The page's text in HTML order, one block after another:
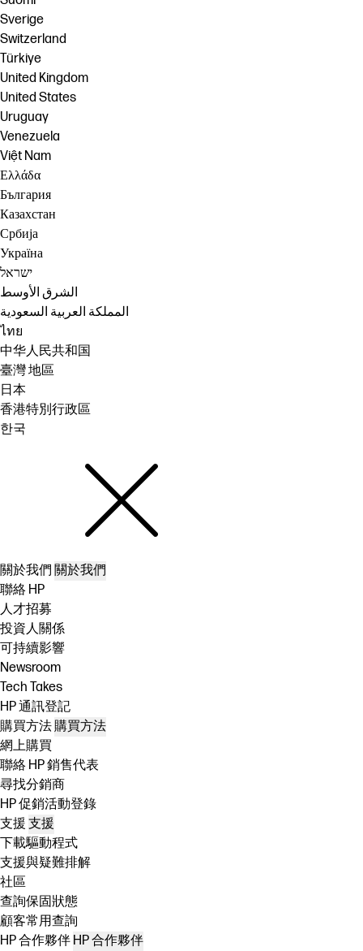
Sverige
Switzerland
Türkiye
United Kingdom
United States
Uruguay
Venezuela
Việt Nam
Ελλάδα
България
Казахстан
Србија
Україна
ישראל
الشرق الأوسط
المملكة العربية السعودية
ไทย
中华人民共和国
臺灣 地區
日本
香港特別行政區
한국
關於我們 關於我們
聯絡 HP
人才招募
投資人關係
可持續影響
Newsroom
Tech Takes
HP 通訊登記
購買方法購買方法
網上購買
聯絡 HP 銷售代表
尋找分銷商
HP 促銷活動登錄
支援 支援
下載驅動程式
支援與疑難排解
社區
查詢保固狀態
顧客常用查詢
HP 合作夥伴 HP 合作夥伴